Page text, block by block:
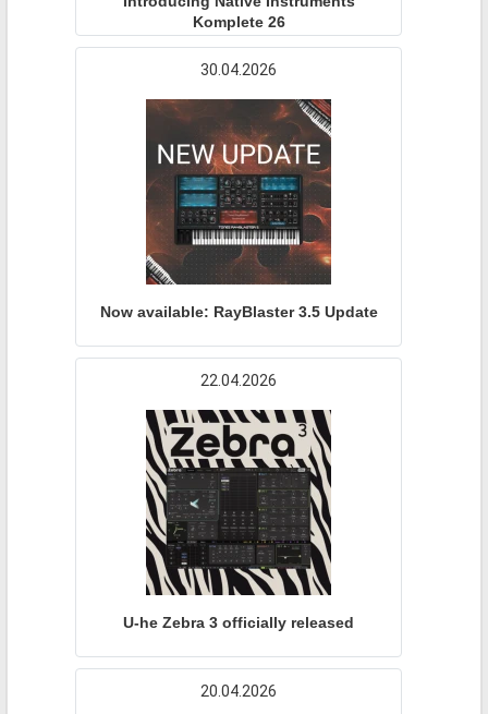
Komplete 26
30.04.2026
Now available: RayBlaster 3.5 Update
22.04.2026
U-he Zebra 3 officially released
20.04.2026